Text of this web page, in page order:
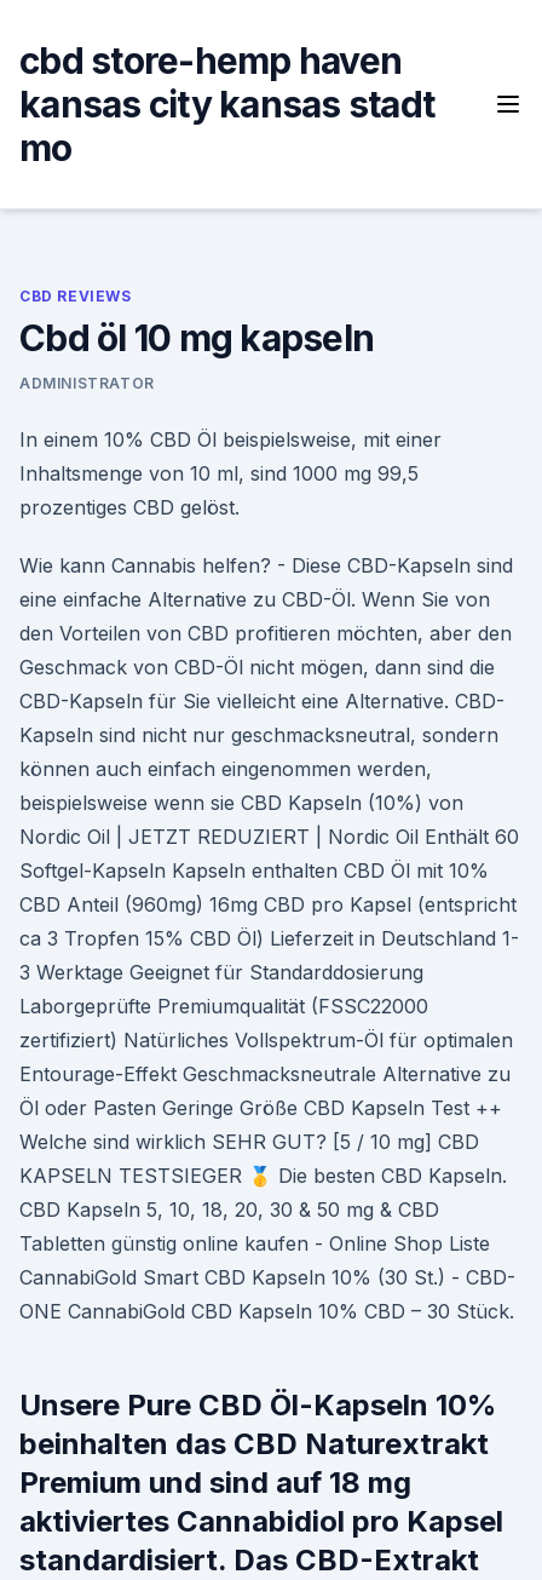
content
cbd store-hemp haven
kansas city kansas stadt
mo
CBD REVIEWS
Cbd öl 10 mg kapseln
ADMINISTRATOR
In einem 10% CBD Öl beispielsweise, mit einer
Inhaltsmenge von 10 ml, sind 1000 mg 99,5
prozentiges CBD gelöst.
Wie kann Cannabis helfen? - Diese CBD-Kapseln sind
eine einfache Alternative zu CBD-Öl. Wenn Sie von
den Vorteilen von CBD profitieren möchten, aber den
Geschmack von CBD-Öl nicht mögen, dann sind die
CBD-Kapseln für Sie vielleicht eine Alternative. CBD-
Kapseln sind nicht nur geschmacksneutral, sondern
können auch einfach eingenommen werden,
beispielsweise wenn sie CBD Kapseln (10%) von
Nordic Oil | JETZT REDUZIERT | Nordic Oil Enthält 60
Softgel-Kapseln Kapseln enthalten CBD Öl mit 10%
CBD Anteil (960mg) 16mg CBD pro Kapsel (entspricht
ca 3 Tropfen 15% CBD Öl) Lieferzeit in Deutschland 1-
3 Werktage Geeignet für Standarddosierung
Laborgeprüfte Premiumqualität (FSSC22000
zertifiziert) Natürliches Vollspektrum-Öl für optimalen
Entourage-Effekt Geschmacksneutrale Alternative zu
Öl oder Pasten Geringe Größe CBD Kapseln Test ++
Welche sind wirklich SEHR GUT? [5 / 10 mg] CBD
KAPSELN TESTSIEGER 🥇 Die besten CBD Kapseln.
CBD Kapseln 5, 10, 18, 20, 30 & 50 mg & CBD
Tabletten günstig online kaufen - Online Shop Liste
CannabiGold Smart CBD Kapseln 10% (30 St.) - CBD-
ONE CannabiGold CBD Kapseln 10% CBD – 30 Stück.
Unsere Pure CBD Öl-Kapseln 10%
beinhalten das CBD Naturextrakt
Premium und sind auf 18 mg
aktiviertes Cannabidiol pro Kapsel
standardisiert. Das CBD-Extrakt